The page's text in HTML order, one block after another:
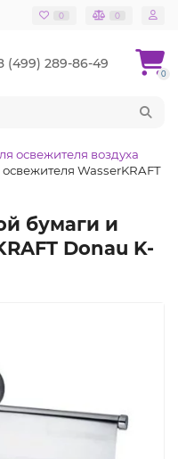
0 0
(499) 289-86-49
0
освежителя воздуха
WasserKRAFT
бумаги и
Donau K-